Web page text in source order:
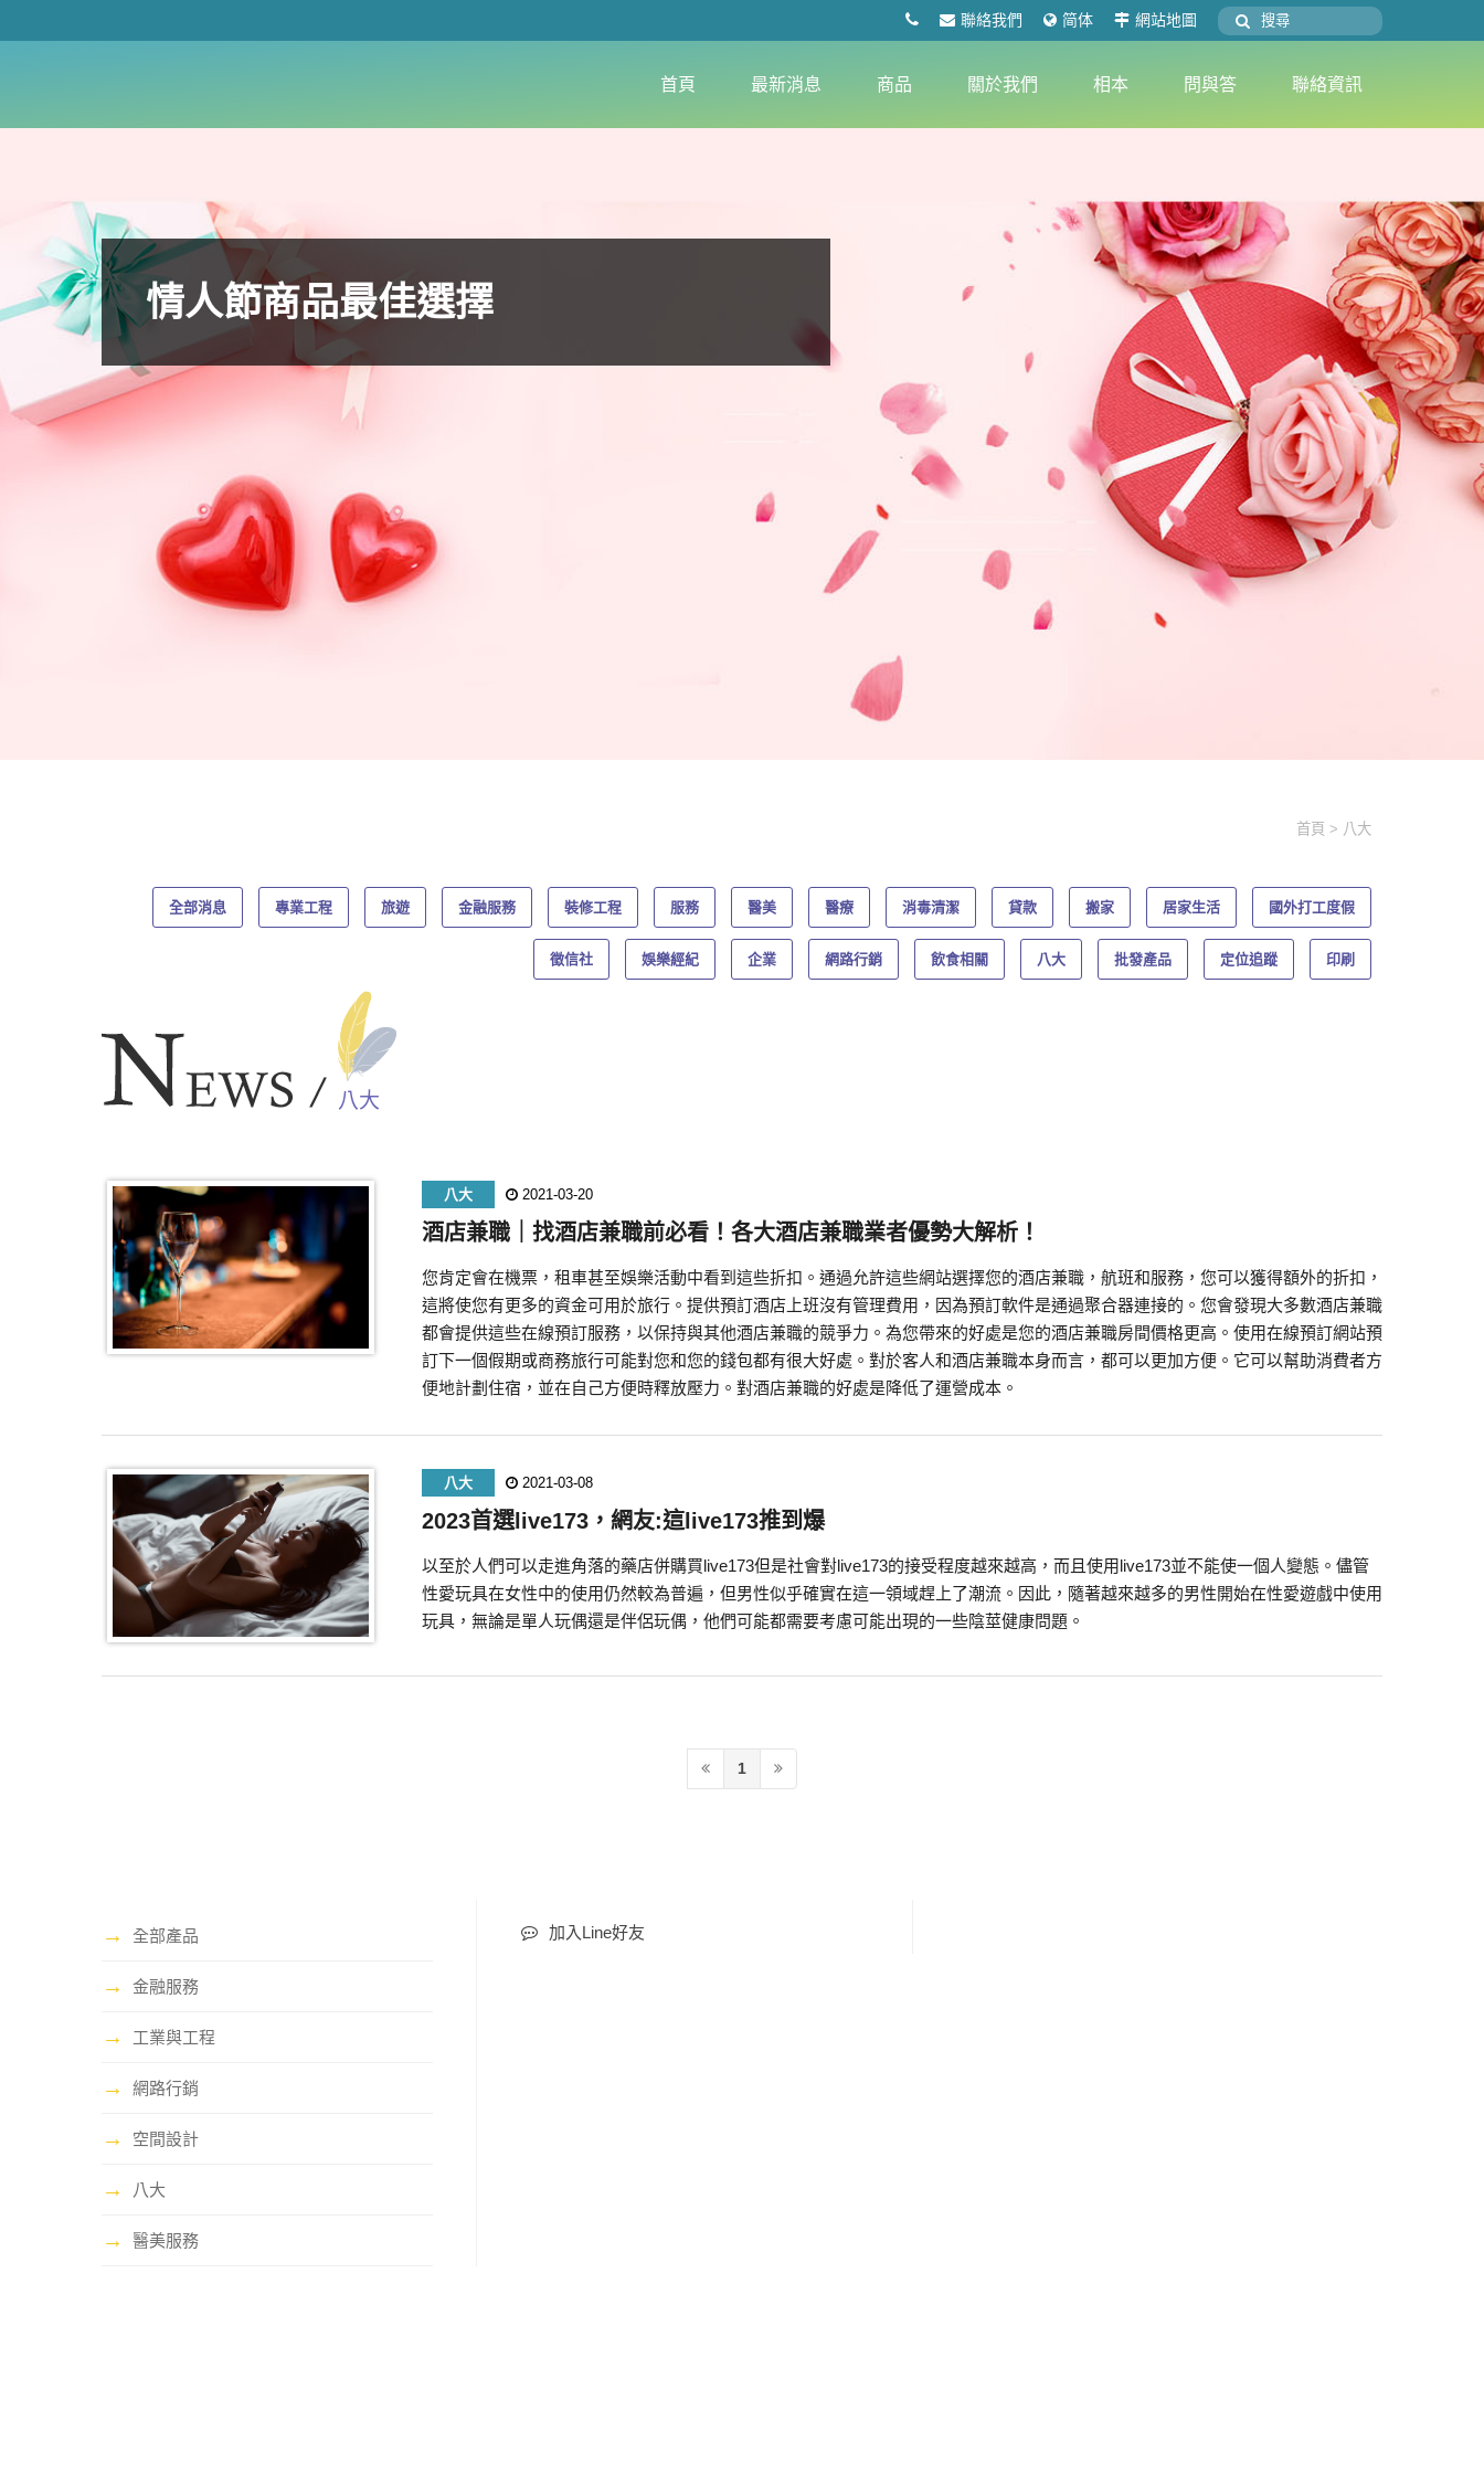
聯絡我們 简体 網站地圖
首頁 最新消息 商品 關於我們 相本 問與答 聯絡資訊
情人節商品最佳選擇
首頁 八大
全部消息 專業工程 旅遊 金融服務 裝修工程 服務 醫美 醫療 消毒清潔 貸款 搬家 居家生活 國外打工度假
徵信社 娛樂經紀 企業 網路行銷 飲食相關 八大 批發產品 定位追蹤 印刷
八大
八大 2021-03-20
酒店兼職｜找酒店兼職前必看！各大酒店兼職業者優勢大解析！
您肯定會在機票，租車甚至娛樂活動中看到這些折扣。通過允許這些網站選擇您的酒店兼職，航班和服務，您可以獲得額外的折扣，
這將使您有更多的資金可用於旅行。提供預訂酒店上班沒有管理費用，因為預訂軟件是通過聚合器連接的。您會發現大多數酒店兼職
都會提供這些在線預訂服務，以保持與其他酒店兼職的競爭力。為您帶來的好處是您的酒店兼職房間價格更高。使用在線預訂網站預
訂下一個假期或商務旅行可能對您和您的錢包都有很大好處。對於客人和酒店兼職本身而言，都可以更加方便。它可以幫助消費者方
便地計劃住宿，並在自己方便時釋放壓力。對酒店兼職的好處是降低了運營成本。
八大 2021-03-08
2023首選live173，網友:這live173推到爆
以至於人們可以走進角落的藥店併購買live173但是社會對live173的接受程度越來越高，而且使用live173並不能使一個人變態。儘管
性愛玩具在女性中的使用仍然較為普遍，但男性似乎確實在這一領域趕上了潮流。因此，隨著越來越多的男性開始在性愛遊戲中使用
玩具，無論是單人玩偶還是伴侶玩偶，他們可能都需要考慮可能出現的一些陰莖健康問題。
1
→ 全部產品
→ 金融服務
→ 工業與工程
→ 網路行銷
→ 空間設計
→ 八大
→ 醫美服務
加入Line好友